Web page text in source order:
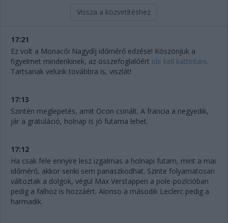
Vissza a közvetítéshez
17:21
Ez volt a Monacói Nagydíj időmérő edzése! Köszönjük a
figyelmet mindenkinek, az összefoglalóért ide kell kattintani.
Tartsanak velünk továbbra is, viszlát!
17:13
Szintén meglepetés, amit Ocon csinált. A francia a negyedik,
jár a gratuláció, holnap is jó futama lehet.
17:12
Ha csak fele ennyire lesz izgalmas a holnapi futam, mint a mai
időmérő, akkor senki sem panaszkodhat. Szinte folyamatosan
változtak a dolgok, végül Max Verstappen a pole-pozícióban
pedig a falhoz is hozzáért. Alonso a második Leclerc pedig a
harmadik.